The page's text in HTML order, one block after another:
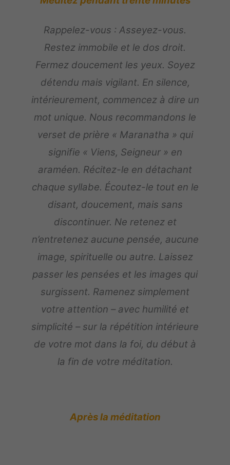
Rappelez-vous : Asseyez-vous.
Restez immobile et le dos droit.
Fermez doucement les yeux. Soyez
détendu mais vigilant. En silence,
intérieurement, commencez à dire un
mot unique. Nous recommandons le
verset de prière « Maranatha » qui
signifie « Viens, Seigneur » en
araméen. Récitez-le en détachant
chaque syllabe. Écoutez-le tout en le
disant, doucement, mais sans
discontinuer. Ne retenez et
n’entretenez aucune pensée, aucune
image, spirituelle ou autre. Laissez
passer les pensées et les images qui
surgissent. Ramenez simplement
votre attention – avec humilité et
simplicité – sur la répétition intérieure
de votre mot dans la foi, du début à
la fin de votre méditation.
Après la méditation